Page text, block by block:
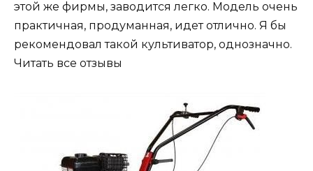
этой же фирмы, заводится легко. Модель очень
практичная, продуманная, идет отлично. Я бы
рекомендовал такой культиватор, однозначно.
Читать все отзывы